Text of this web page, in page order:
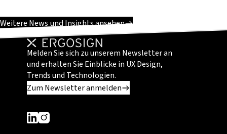
Weitere News und Insights ansehen
Melden Sie sich zu unserem Newsletter an
und erhalten Sie Einblicke in UX Design,
Trends und Technologien.
Zum Newsletter anmelden
Dieser Link führt zu einer externen Seite
Dieser Link führt zu einer externen Seite